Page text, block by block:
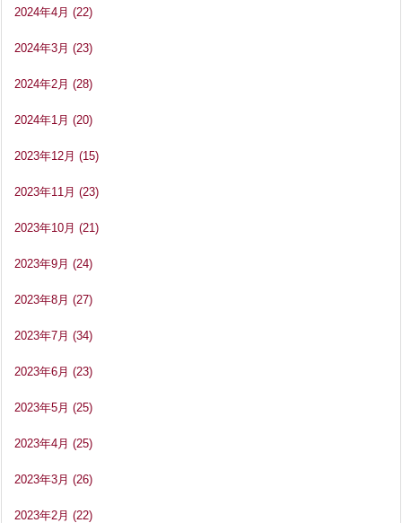
2024年4月 (22)
2024年3月 (23)
2024年2月 (28)
2024年1月 (20)
2023年12月 (15)
2023年11月 (23)
2023年10月 (21)
2023年9月 (24)
2023年8月 (27)
2023年7月 (34)
2023年6月 (23)
2023年5月 (25)
2023年4月 (25)
2023年3月 (26)
2023年2月 (22)